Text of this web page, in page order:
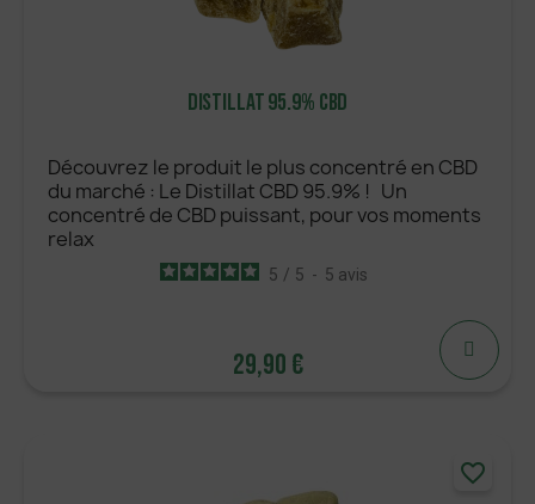
Distillat 95.9% CBD
Découvrez le produit le plus concentré en CBD
du marché : Le Distillat CBD 95.9% ! Un
concentré de CBD puissant, pour vos moments
relax
5 / 5 - 5 avis
29,90 €
favorite_border